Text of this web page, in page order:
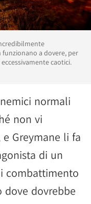
a dovere, per
caotici.
normali
non vi
Greymane li fa
di un
combattimento
dove dovrebbe